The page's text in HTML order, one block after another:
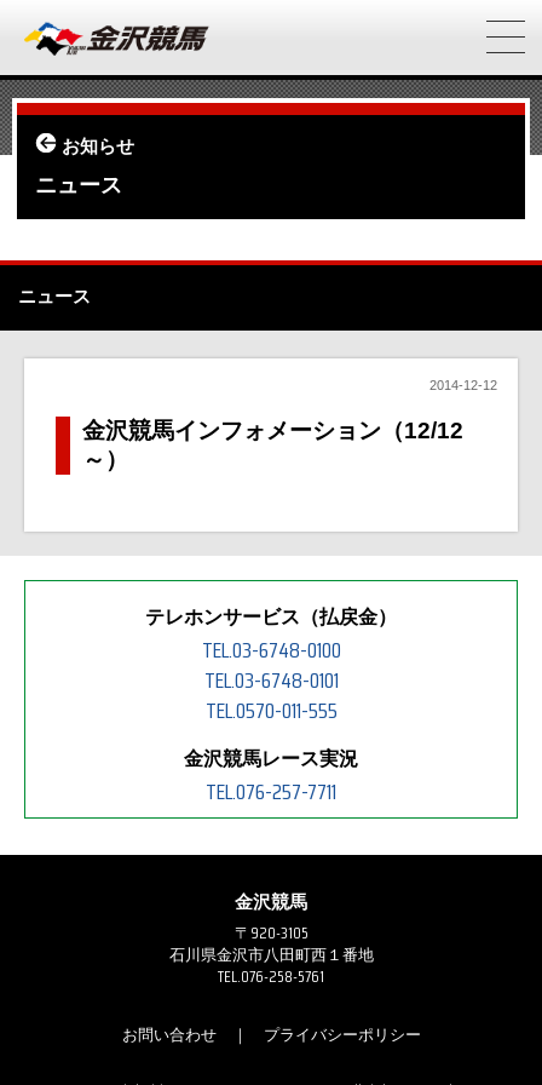
お知らせ
ニュース
ニュース
2014-12-12
金沢競馬インフォメーション（12/12
～）
テレホンサービス（払戻金）
TEL.03-6748-0100
TEL.03-6748-0101
TEL.0570-011-555
金沢競馬レース実況
TEL.076-257-7711
金沢競馬
〒920-3105
石川県金沢市八田町西１番地
TEL.076-258-5761
お問い合わせ｜ プライバシーポリシー